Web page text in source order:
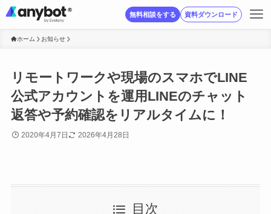
無料相談をする 資料ダウンロード
ホーム お知らせ
リモートワークや現場のスマホでLINE
公式アカウントを運用LINEのチャット
返答や予約確認をリアルタイムに！
2020年4月7日 2026年4月28日
目次